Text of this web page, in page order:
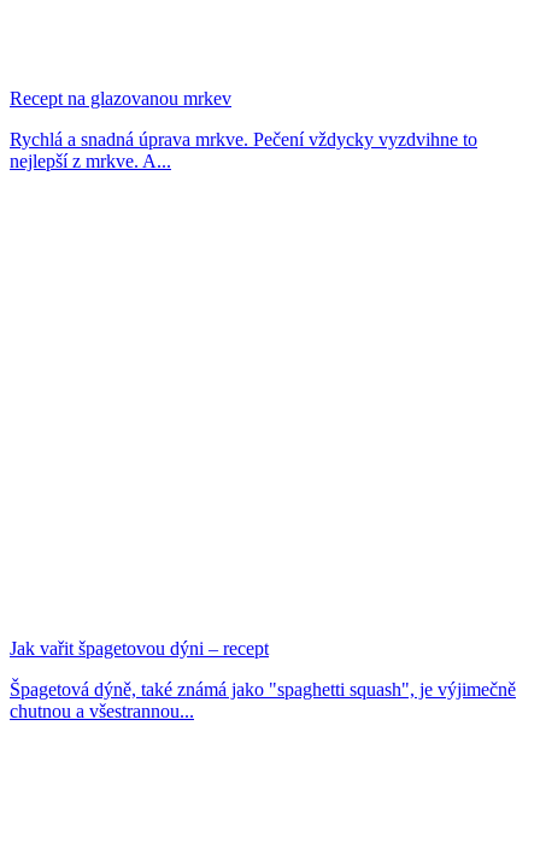
Recept na glazovanou mrkev
Rychlá a snadná úprava mrkve. Pečení vždycky vyzdvihne to
nejlepší z mrkve. A...
Jak vařit špagetovou dýni – recept
Špagetová dýně, také známá jako "spaghetti squash", je výjimečně
chutnou a všestrannou...